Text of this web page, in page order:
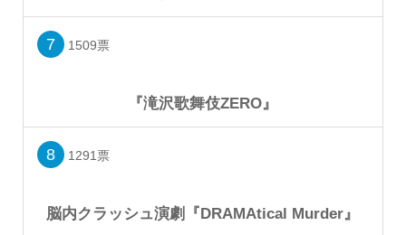
7 1509票
『滝沢歌舞伎ZERO』
8 1291票
脳内クラッシュ演劇『DRAMAtical Murder』